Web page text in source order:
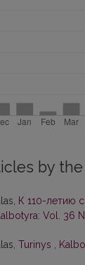
by
К 110-летию
Vol. 36
Turinys